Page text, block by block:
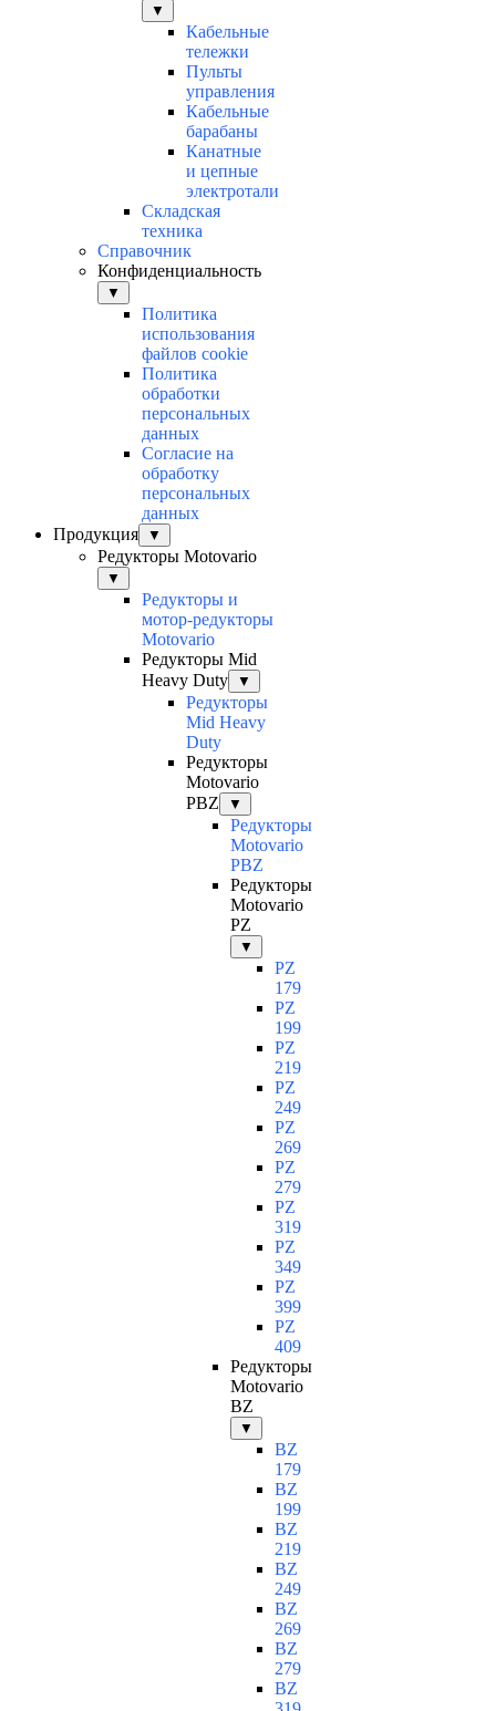
▼
Кабельные
тележки
Пульты
управления
Кабельные
барабаны
Канатные
и цепные
электротали
Складская
техника
Справочник
Конфиденциальность
▼
Политика
использования
файлов cookie
Политика
обработки
персональных
данных
Согласие на
обработку
персональных
данных
Продукция
▼
Редукторы Motovario
▼
Редукторы и
мотор-редукторы
Motovario
Редукторы Mid
Heavy Duty
▼
Редукторы
Mid Heavy
Duty
Редукторы
Motovario
PBZ
▼
Редукторы
Motovario
PBZ
Редукторы
Motovario
PZ
▼
PZ
179
PZ
199
PZ
219
PZ
249
PZ
269
PZ
279
PZ
319
PZ
349
PZ
399
PZ
409
Редукторы
Motovario
BZ
▼
BZ
179
BZ
199
BZ
219
BZ
249
BZ
269
BZ
279
BZ